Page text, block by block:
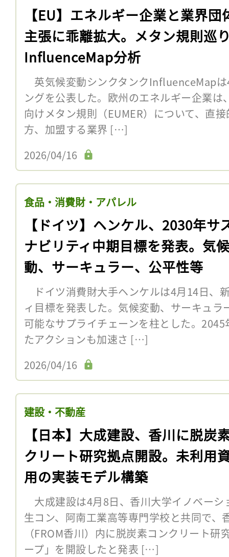
【EU】エネルギー企業と業界団
主張に乖離拡大。メタン規則巡
InfluenceMap分析
英気候変動シンクタンクInfluenceMap
ングを公表した。欧州のエネルギー企業は
向けメタン規則（EUMER）について、直
方、加盟する業界 […]
2026/04/16
食品・消費財・アパレル
【ドイツ】ヘンケル、2030年サ
ナビリティ中期目標を発表。気
動、サーキュラー、公平性等
ドイツ消費財大手ヘンケルは4月14日、
ィ目標を発表した。気候変動、サーキュ
可能なサプライチェーンを柱とした。
たアクションも加速さ […]
2026/04/16
建設・不動産
【日本】大成建設、香川に脱炭
クリート研究拠点開設。未利用
用の実装モデル構築
大成建設は4月8日、香川大学イノベーシ
生コン、阿南工業高等専門学校と共同で、
（FROM香川）内に脱炭素コンクリート研
ープ」を開設したと発表 […]